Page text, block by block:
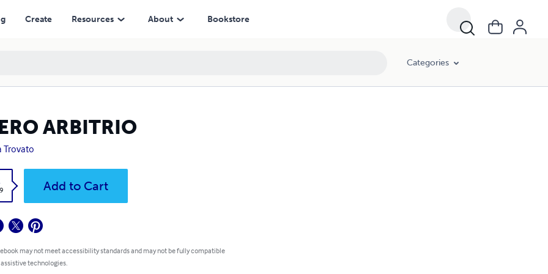
Create Resources About Bookstore
Categories
ARBITRIO
Trovato
Add to Cart
may not meet accessibility standards and may not be fully compatible
technologies.